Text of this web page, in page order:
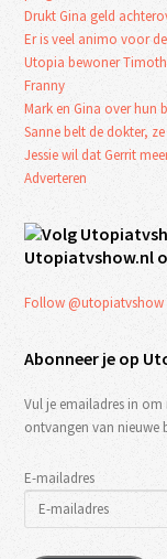
Drukt Gina geld
Er is veel animo voor
Utopia bewoner
Franny
Mark en Gina over hun
Sanne belt de dokter,
Jessie wil dat Gerrit
Adverteren
Utopiatvshow.nl
Follow @utopiatvshow
Abonneer je op
Vul je emailadres in
ontvangen van nieuwe
E-mailadres